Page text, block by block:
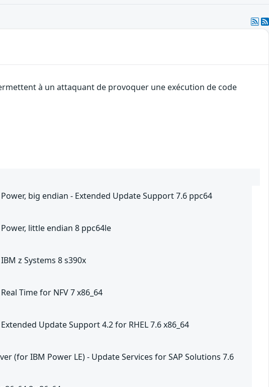
à un attaquant de provoquer une exécution de code
big endian - Extended Update Support 7.6 ppc64
little endian 8 ppc64le
z Systems 8 s390x
Time for NFV 7 x86_64
Update Support 4.2 for RHEL 7.6 x86_64
(for IBM Power LE) - Update Services for SAP Solutions 7.6